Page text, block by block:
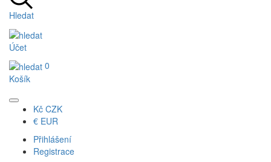
Hledat
Účet
0
Košík
Kč CZK
€ EUR
Přihlášení
Registrace